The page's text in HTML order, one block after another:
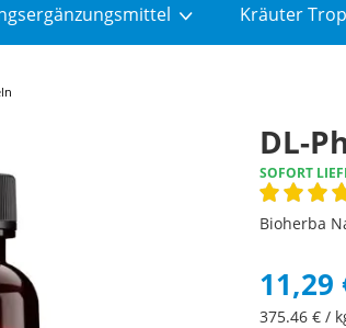
Kräuter
DL-
SOFORT
Rating:
Bioherba
11,29
375.46€ /